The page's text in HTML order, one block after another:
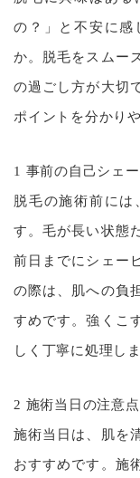
の？」と不安に感
か。脱毛をスムー
の過ごし方が大切
ポイントを分かり
1 事前の自己シェ
脱毛の施術前には
す。毛が長い状態
前日までにシェー
の際は、肌への負
すめです。強くこ
しく丁寧に処理し
2 施術当日の注意点
施術当日は、肌を
おすすめです。施